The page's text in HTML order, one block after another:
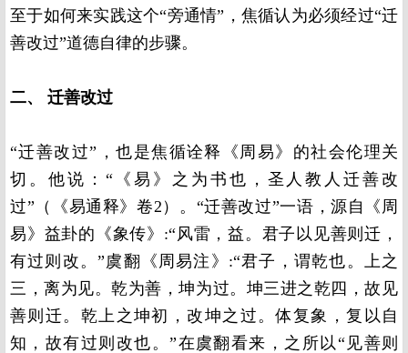
至于如何来实践这个“旁通情”，焦循认为必须经过“迁
善改过”道德自律的步骤。
二、 迁善改过
“迁善改过”，也是焦循诠释《周易》的社会伦理关
切。他说：“《易》之为书也，圣人教人迁善改
过”（《易通释》卷2）。“迁善改过”一语，源自《周
易》益卦的《象传》:“风雷，益。君子以见善则迁，
有过则改。”虞翻《周易注》:“君子，谓乾也。上之
三，离为见。乾为善，坤为过。坤三进之乾四，故见
善则迁。乾上之坤初，改坤之过。体复象，复以自
知，故有过则改也。”在虞翻看来，之所以“见善则